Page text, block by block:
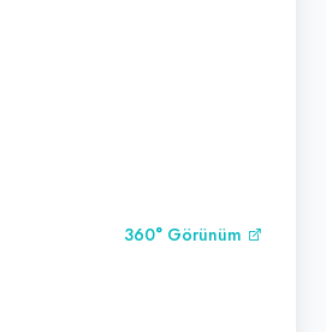
360° Görünüm